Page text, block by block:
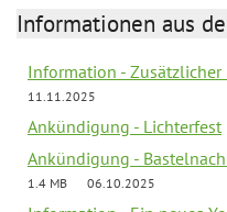
Informationen aus
Information -
11.11.2025
Ankündigung - Lichterfest
Ankündigung -
1.4 MB
06.10.2025